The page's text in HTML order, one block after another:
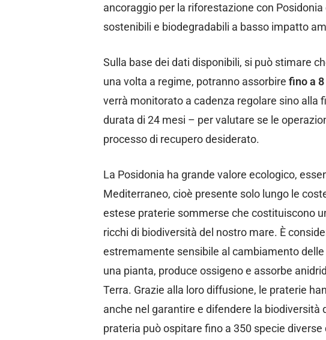
ancoraggio per la riforestazione con
sostenibili e biodegradabili a basso impatto
Sulla base dei dati disponibili, si può stimare
una volta a regime, potranno assorbire fino a
verrà monitorato a cadenza regolare sino alla
durata di 24 mesi – per valutare se le
processo di recupero desiderato.
La Posidonia ha grande valore ecologico,
Mediterraneo, cioè presente solo lungo le
estese praterie sommerse che costituiscono
ricchi di biodiversità del nostro mare. È
estremamente sensibile al cambiamento
una pianta, produce ossigeno e assorbe
Terra. Grazie alla loro diffusione, le praterie
anche nel garantire e difendere la biodiversità
prateria può ospitare fino a 350 specie